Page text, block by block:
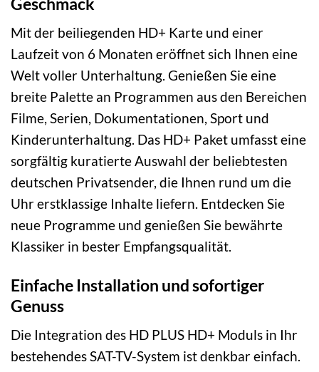
Mit der beiliegenden HD+ Karte und einer
Laufzeit von 6 Monaten eröffnet sich Ihnen eine
Welt voller Unterhaltung. Genießen Sie eine
breite Palette an Programmen aus den Bereichen
Filme, Serien, Dokumentationen, Sport und
Kinderunterhaltung. Das HD+ Paket umfasst eine
sorgfältig kuratierte Auswahl der beliebtesten
deutschen Privatsender, die Ihnen rund um die
Uhr erstklassige Inhalte liefern. Entdecken Sie
neue Programme und genießen Sie bewährte
Klassiker in bester Empfangsqualität.
Einfache Installation und sofortiger
Genuss
Die Integration des HD PLUS HD+ Moduls in Ihr
bestehendes SAT-TV-System ist denkbar einfach.